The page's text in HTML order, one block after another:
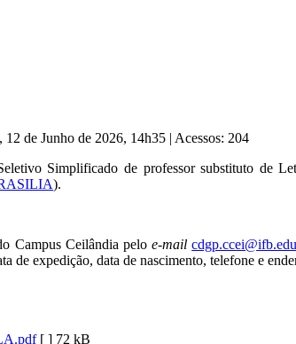
12 de Junho de 2026, 14h35 | Acessos: 204
Simplificado de professor substituto de
).
Campus Ceilândia pelo e-mail
de expedição, data de nascimento, telefone e
[ ] 72 kB